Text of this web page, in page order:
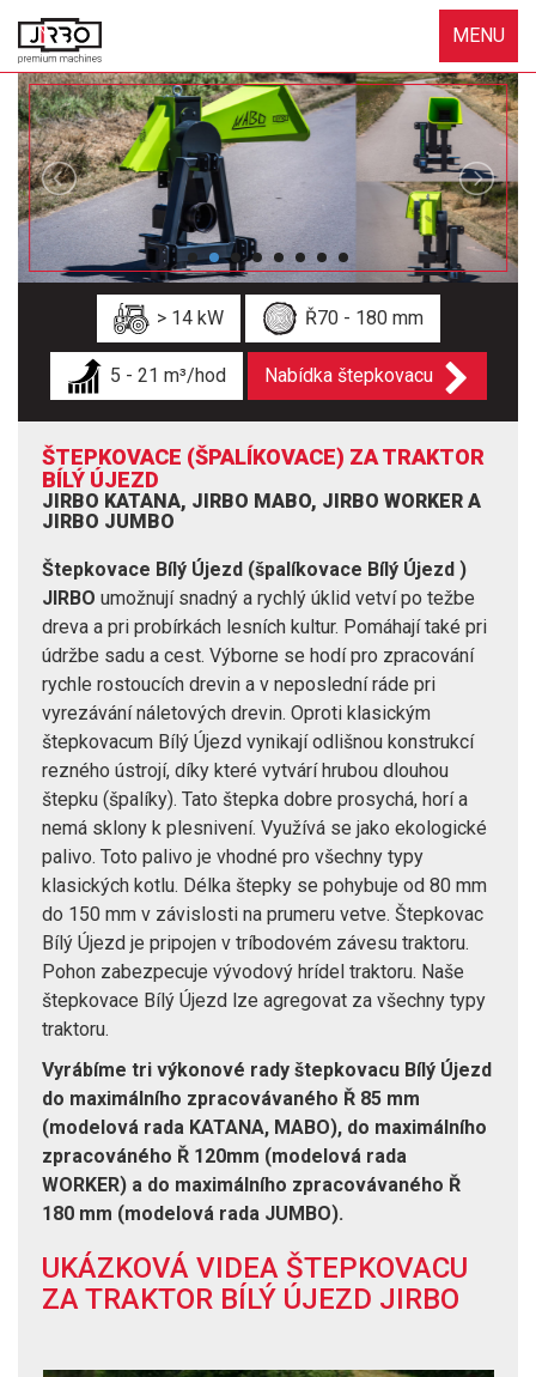
MENU
> 14 kW Ř70 - 180 mm
5 - 21 m³/hod Nabídka štepkovacu
ŠTEPKOVACE (ŠPALÍKOVACE) ZA TRAKTOR
BÍLÝ ÚJEZD
JIRBO KATANA, JIRBO MABO, JIRBO WORKER A
JIRBO JUMBO
Štepkovace Bílý Újezd (špalíkovace Bílý Újezd )
JIRBO umožnují snadný a rychlý úklid vetví po težbe
dreva a pri probírkách lesních kultur. Pomáhají také pri
údržbe sadu a cest. Výborne se hodí pro zpracování
rychle rostoucích drevin a v neposlední ráde pri
vyrezávání náletových drevin. Oproti klasickým
štepkovacum Bílý Újezd vynikají odlišnou konstrukcí
rezného ústrojí, díky které vytvárí hrubou dlouhou
štepku (špalíky). Tato štepka dobre prosychá, horí a
nemá sklony k plesnivení. Využívá se jako ekologické
palivo. Toto palivo je vhodné pro všechny typy
klasických kotlu. Délka štepky se pohybuje od 80 mm
do 150 mm v závislosti na prumeru vetve. Štepkovac
Bílý Újezd je pripojen v tríbodovém závesu traktoru.
Pohon zabezpecuje vývodový hrídel traktoru. Naše
štepkovace Bílý Újezd lze agregovat za všechny typy
traktoru.
Vyrábíme tri výkonové rady štepkovacu Bílý Újezd
do maximálního zpracovávaného Ř 85 mm
(modelová rada KATANA, MABO), do maximálního
zpracováného Ř 120mm (modelová rada
WORKER) a do maximálního zpracovávaného Ř
180 mm (modelová rada JUMBO).
UKÁZKOVÁ VIDEA ŠTEPKOVACU
ZA TRAKTOR BÍLÝ ÚJEZD JIRBO